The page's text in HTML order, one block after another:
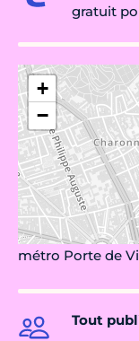
gratuit
+
−
métro Porte de
Tout